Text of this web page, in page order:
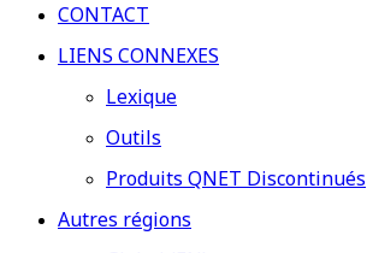
CONTACT
LIENS CONNEXES
Lexique
Outils
Produits QNET Discontinués
Autres régions